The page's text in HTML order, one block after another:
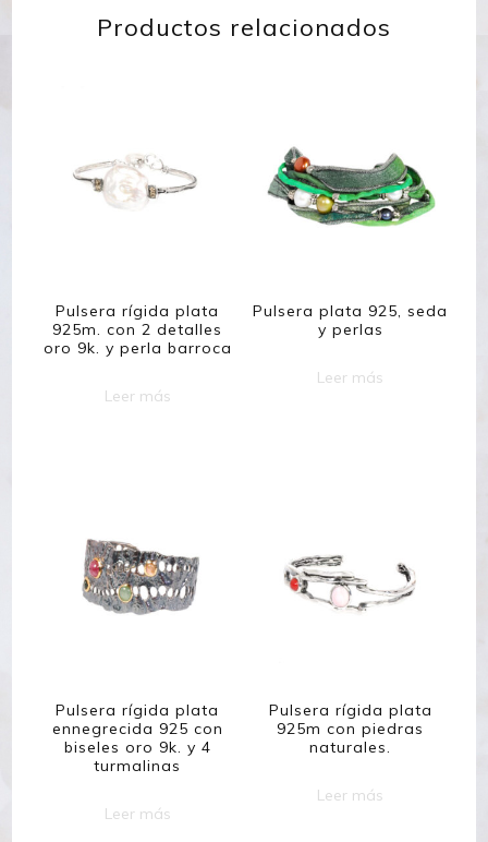
Productos relacionados
Pulsera rígida plata
925m. con 2 detalles
oro 9k. y perla barroca
Leer más
Pulsera plata 925, seda
y perlas
Leer más
Pulsera rígida plata
ennegrecida 925 con
biseles oro 9k. y 4
turmalinas
Leer más
Pulsera rígida plata
925m con piedras
naturales.
Leer más